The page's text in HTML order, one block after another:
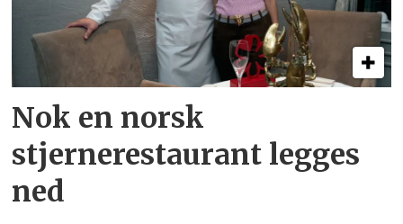
Nok en norsk
stjernerestaurant legges
ned